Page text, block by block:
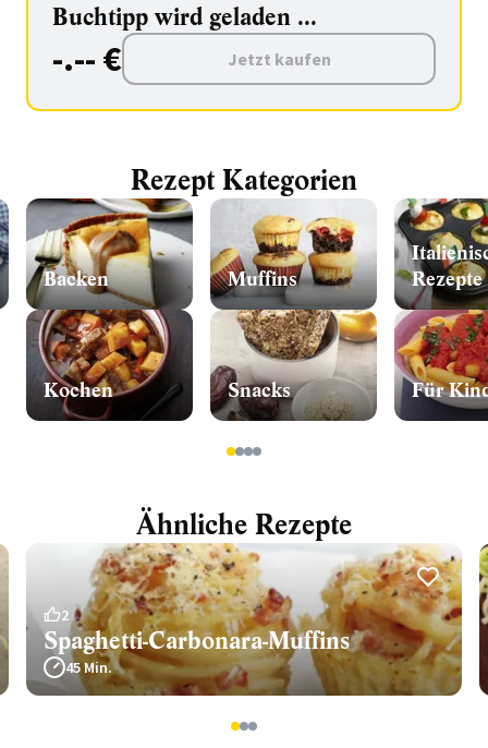
Buchtipp wird geladen ...
-.-- € Jetzt kaufen
Rezept Kategorien
Backen
Kochen
Muffins
Snacks
Rezepte
Für
1234
Ähnliche Rezepte
2
Spaghetti-Carbonara-Muffins
45 Min.
123